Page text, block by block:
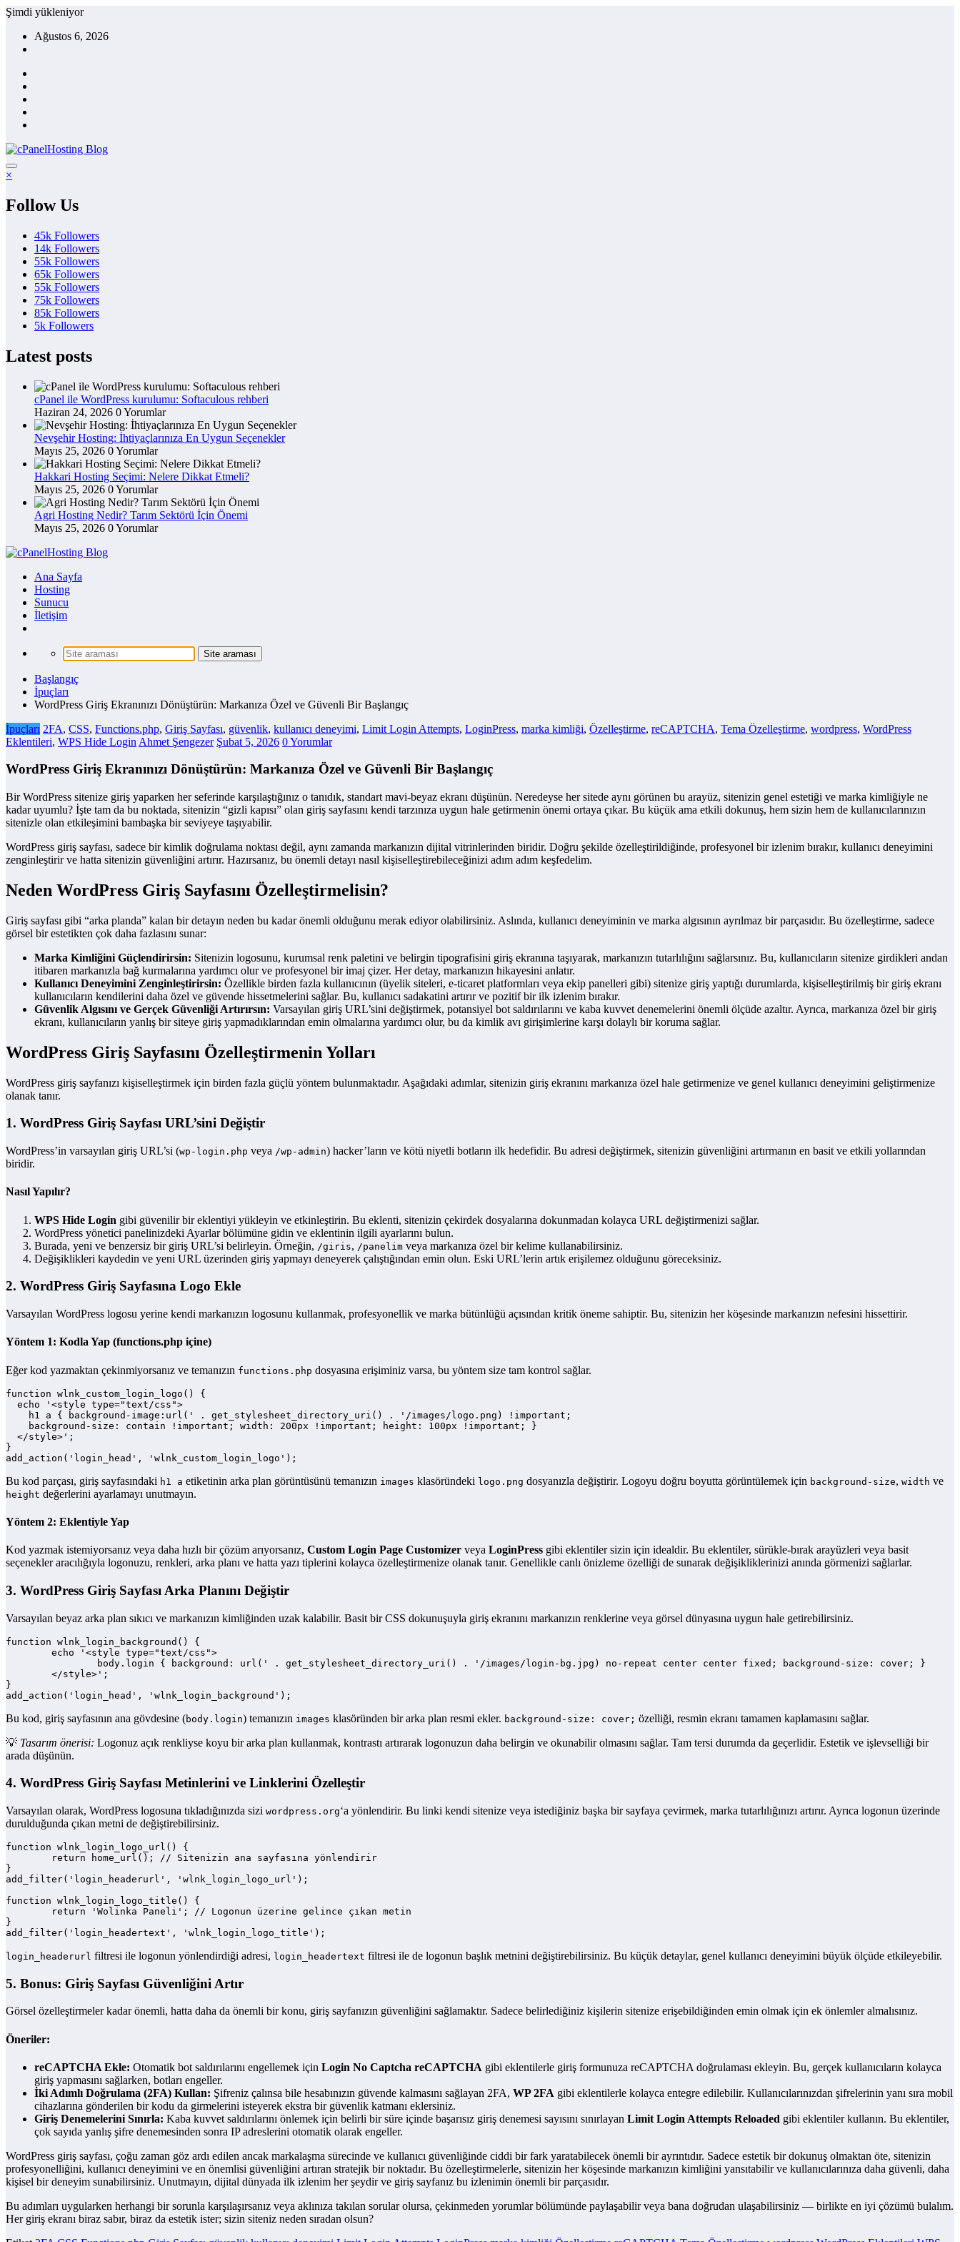
İçeriğe
Şimdi yükleniyor
Ağustos 6, 2026
×
Follow Us
45k Followers
14k Followers
55k Followers
65k Followers
55k Followers
75k Followers
85k Followers
5k Followers
Latest posts
cPanel ile WordPress kurulumu: Softaculous rehberi
Haziran 24, 2026 0 Yorumlar
Nevşehir Hosting: İhtiyaçlarınıza En Uygun Seçenekler
Mayıs 25, 2026 0 Yorumlar
Hakkari Hosting Seçimi: Nelere Dikkat Etmeli?
Mayıs 25, 2026 0 Yorumlar
Agri Hosting Nedir? Tarım Sektörü İçin Önemi
Mayıs 25, 2026 0 Yorumlar
Ana Sayfa
Hosting
Sunucu
İletişim
Başlangıç
İpuçları
WordPress Giriş Ekranınızı Dönüştürün: Markanıza Özel ve Güvenli Bir Başlangıç
İpuçları 2FA, CSS, Functions.php, Giriş Sayfası, güvenlik, kullanıcı deneyimi, Limit Login Attempts, LoginPress, marka kimliği, Özelleştirme, reCAPTCHA, Tema Özelleştirme, wordpress, WordPress
Eklentileri, WPS Hide Login Ahmet Şengezer Şubat 5, 2026 0 Yorumlar
WordPress Giriş Ekranınızı Dönüştürün: Markanıza Özel ve Güvenli Bir Başlangıç
Bir WordPress sitenize giriş yaparken her seferinde karşılaştığınız o tanıdık, standart mavi-beyaz ekranı düşünün. Neredeyse her sitede aynı görünen bu arayüz, sitenizin genel estetiği ve marka kimliğiyle ne
kadar uyumlu? İşte tam da bu noktada, sitenizin “gizli kapısı” olan giriş sayfasını kendi tarzınıza uygun hale getirmenin önemi ortaya çıkar. Bu küçük ama etkili dokunuş, hem sizin hem de kullanıcılarınızın
sitenizle olan etkileşimini bambaşka bir seviyeye taşıyabilir.
WordPress giriş sayfası, sadece bir kimlik doğrulama noktası değil, aynı zamanda markanızın dijital vitrinlerinden biridir. Doğru şekilde özelleştirildiğinde, profesyonel bir izlenim bırakır, kullanıcı deneyimini
zenginleştirir ve hatta sitenizin güvenliğini artırır. Hazırsanız, bu önemli detayı nasıl kişiselleştirebileceğinizi adım adım keşfedelim.
Neden WordPress Giriş Sayfasını Özelleştirmelisin?
Giriş sayfası gibi “arka planda” kalan bir detayın neden bu kadar önemli olduğunu merak ediyor olabilirsiniz. Aslında, kullanıcı deneyiminin ve marka algısının ayrılmaz bir parçasıdır. Bu özelleştirme, sadece
görsel bir estetikten çok daha fazlasını sunar:
Marka Kimliğini Güçlendirirsin: Sitenizin logosunu, kurumsal renk paletini ve belirgin tipografisini giriş ekranına taşıyarak, markanızın tutarlılığını sağlarsınız. Bu, kullanıcıların sitenize girdikleri andan
itibaren markanızla bağ kurmalarına yardımcı olur ve profesyonel bir imaj çizer. Her detay, markanızın hikayesini anlatır.
Kullanıcı Deneyimini Zenginleştirirsin: Özellikle birden fazla kullanıcının (üyelik siteleri, e-ticaret platformları veya ekip panelleri gibi) sitenize giriş yaptığı durumlarda, kişiselleştirilmiş bir giriş ekranı
kullanıcıların kendilerini daha özel ve güvende hissetmelerini sağlar. Bu, kullanıcı sadakatini artırır ve pozitif bir ilk izlenim bırakır.
Güvenlik Algısını ve Gerçek Güvenliği Artırırsın: Varsayılan giriş URL’sini değiştirmek, potansiyel bot saldırılarını ve kaba kuvvet denemelerini önemli ölçüde azaltır. Ayrıca, markanıza özel bir giriş
ekranı, kullanıcıların yanlış bir siteye giriş yapmadıklarından emin olmalarına yardımcı olur, bu da kimlik avı girişimlerine karşı dolaylı bir koruma sağlar.
WordPress Giriş Sayfasını Özelleştirmenin Yolları
WordPress giriş sayfanızı kişiselleştirmek için birden fazla güçlü yöntem bulunmaktadır. Aşağıdaki adımlar, sitenizin giriş ekranını markanıza özel hale getirmenize ve genel kullanıcı deneyimini geliştirmenize
olanak tanır.
1. WordPress Giriş Sayfası URL’sini Değiştir
WordPress’in varsayılan giriş URL’si (wp-login.php veya /wp-admin) hacker’ların ve kötü niyetli botların ilk hedefidir. Bu adresi değiştirmek, sitenizin güvenliğini artırmanın en basit ve etkili yollarından
biridir.
Nasıl Yapılır?
WPS Hide Login gibi güvenilir bir eklentiyi yükleyin ve etkinleştirin. Bu eklenti, sitenizin çekirdek dosyalarına dokunmadan kolayca URL değiştirmenizi sağlar.
WordPress yönetici panelinizdeki Ayarlar bölümüne gidin ve eklentinin ilgili ayarlarını bulun.
Burada, yeni ve benzersiz bir giriş URL’si belirleyin. Örneğin, /giris, /panelim veya markanıza özel bir kelime kullanabilirsiniz.
Değişiklikleri kaydedin ve yeni URL üzerinden giriş yapmayı deneyerek çalıştığından emin olun. Eski URL’lerin artık erişilemez olduğunu göreceksiniz.
2. WordPress Giriş Sayfasına Logo Ekle
Varsayılan WordPress logosu yerine kendi markanızın logosunu kullanmak, profesyonellik ve marka bütünlüğü açısından kritik öneme sahiptir. Bu, sitenizin her köşesinde markanızın nefesini hissettirir.
Yöntem 1: Kodla Yap (functions.php içine)
Eğer kod yazmaktan çekinmiyorsanız ve temanızın functions.php dosyasına erişiminiz varsa, bu yöntem size tam kontrol sağlar.
function wlnk_custom_login_logo() {
  echo '<style type="text/css">
    h1 a { background-image:url(' . get_stylesheet_directory_uri() . '/images/logo.png) !important;
    background-size: contain !important; width: 200px !important; height: 100px !important; }
  </style>';
}
add_action('login_head', 'wlnk_custom_login_logo');
Bu kod parçası, giriş sayfasındaki h1 a etiketinin arka plan görüntüsünü temanızın images klasöründeki logo.png dosyanızla değiştirir. Logoyu doğru boyutta görüntülemek için background-size, width ve
height değerlerini ayarlamayı unutmayın.
Yöntem 2: Eklentiyle Yap
Kod yazmak istemiyorsanız veya daha hızlı bir çözüm arıyorsanız, Custom Login Page Customizer veya LoginPress gibi eklentiler sizin için idealdir. Bu eklentiler, sürükle-bırak arayüzleri veya basit
seçenekler aracılığıyla logonuzu, renkleri, arka planı ve hatta yazı tiplerini kolayca özelleştirmenize olanak tanır. Genellikle canlı önizleme özelliği de sunarak değişikliklerinizi anında görmenizi sağlarlar.
3. WordPress Giriş Sayfası Arka Planını Değiştir
Varsayılan beyaz arka plan sıkıcı ve markanızın kimliğinden uzak kalabilir. Basit bir CSS dokunuşuyla giriş ekranını markanızın renklerine veya görsel dünyasına uygun hale getirebilirsiniz.
function wlnk_login_background() {
}
add_action('login_head', 'wlnk_login_background');
Bu kod, giriş sayfasının ana gövdesine (body.login) temanızın images klasöründen bir arka plan resmi ekler. background-size: cover; özelliği, resmin ekranı tamamen kaplamasını sağlar.
💡 Tasarım önerisi: Logonuz açık renkliyse koyu bir arka plan kullanmak, kontrastı artırarak logonuzun daha belirgin ve okunabilir olmasını sağlar. Tam tersi durumda da geçerlidir. Estetik ve işlevselliği bir
arada düşünün.
4. WordPress Giriş Sayfası Metinlerini ve Linklerini Özelleştir
Varsayılan olarak, WordPress logosuna tıkladığınızda sizi wordpress.org‘a yönlendirir. Bu linki kendi sitenize veya istediğiniz başka bir sayfaya çevirmek, marka tutarlılığınızı artırır. Ayrıca logonun üzerinde
durulduğunda çıkan metni de değiştirebilirsiniz.
function wlnk_login_logo_url() {
}
add_filter('login_headerurl', 'wlnk_login_logo_url');
function wlnk_login_logo_title() {
}
add_filter('login_headertext', 'wlnk_login_logo_title');
login_headerurl filtresi ile logonun yönlendirdiği adresi, login_headertext filtresi ile de logonun başlık metnini değiştirebilirsiniz. Bu küçük detaylar, genel kullanıcı deneyimini büyük ölçüde etkileyebilir.
5. Bonus: Giriş Sayfası Güvenliğini Artır
Görsel özelleştirmeler kadar önemli, hatta daha da önemli bir konu, giriş sayfanızın güvenliğini sağlamaktır. Sadece belirlediğiniz kişilerin sitenize erişebildiğinden emin olmak için ek önlemler almalısınız.
Öneriler:
reCAPTCHA Ekle: Otomatik bot saldırılarını engellemek için Login No Captcha reCAPTCHA gibi eklentilerle giriş formunuza reCAPTCHA doğrulaması ekleyin. Bu, gerçek kullanıcıların kolayca
giriş yapmasını sağlarken, botları engeller.
İki Adımlı Doğrulama (2FA) Kullan: Şifreniz çalınsa bile hesabınızın güvende kalmasını sağlayan 2FA, WP 2FA gibi eklentilerle kolayca entegre edilebilir. Kullanıcılarınızdan şifrelerinin yanı sıra mobil
cihazlarına gönderilen bir kodu da girmelerini isteyerek ekstra bir güvenlik katmanı eklersiniz.
Giriş Denemelerini Sınırla: Kaba kuvvet saldırılarını önlemek için belirli bir süre içinde başarısız giriş denemesi sayısını sınırlayan Limit Login Attempts Reloaded gibi eklentiler kullanın. Bu eklentiler,
çok sayıda yanlış şifre denemesinden sonra IP adreslerini otomatik olarak engeller.
WordPress giriş sayfası, çoğu zaman göz ardı edilen ancak markalaşma sürecinde ve kullanıcı güvenliğinde ciddi bir fark yaratabilecek önemli bir ayrıntıdır. Sadece estetik bir dokunuş olmaktan öte, sitenizin
profesyonelliğini, kullanıcı deneyimini ve en önemlisi güvenliğini artıran stratejik bir noktadır. Bu özelleştirmelerle, sitenizin her köşesinde markanızın kimliğini yansıtabilir ve kullanıcılarınıza daha güvenli, daha
kişisel bir deneyim sunabilirsiniz. Unutmayın, dijital dünyada ilk izlenim her şeydir ve giriş sayfanız bu izlenimin önemli bir parçasıdır.
Bu adımları uygularken herhangi bir sorunla karşılaşırsanız veya aklınıza takılan sorular olursa, çekinmeden yorumlar bölümünde paylaşabilir veya bana doğrudan ulaşabilirsiniz — birlikte en iyi çözümü bulalım.
Her giriş ekranı biraz sabır, biraz da estetik ister; sizin siteniz neden sıradan olsun?